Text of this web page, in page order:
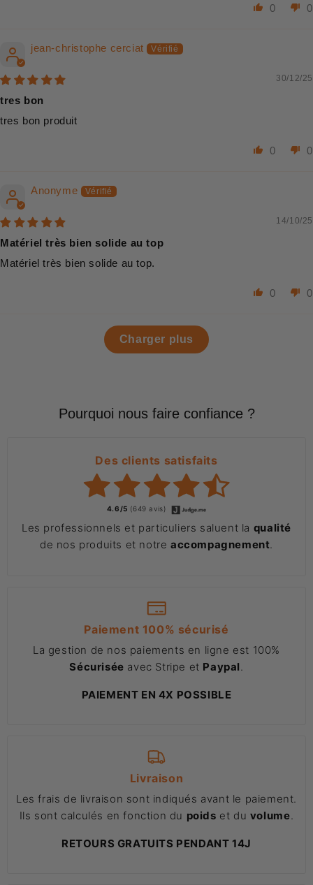
0 0
jean-christophe cerciat
30/12/25
tres bon
tres bon produit
0 0
Anonyme
14/10/25
Matériel très bien solide au top
Matériel très bien solide au top.
0 0
Charger plus
Pourquoi nous faire confiance ?
Des clients satisfaits
4.6/5 (649 avis)
Les professionnels et particuliers saluent la qualité
de nos produits et notre accompagnement
Paiement 100% sécurisé
La gestion de nos paiements en ligne est 100%
Sécurisée avec Stripe et Paypal
PAIEMENT EN 4X POSSIBLE
Livraison
Les frais de livraison sont indiqués avant le paiement.
Ils sont calculés en fonction du poids et du volume
RETOURS GRATUITS PENDANT 14J